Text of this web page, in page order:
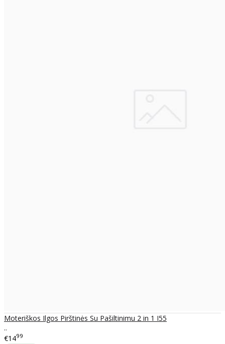
Moteriškos Ilgos Pirštinės Su Pašiltinimu 2 in 1 I55
..
€1499